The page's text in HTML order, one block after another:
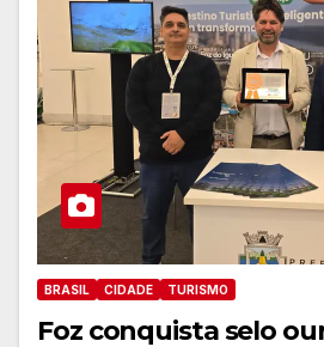
BRASIL CIDADE TURISMO
Foz conquista selo